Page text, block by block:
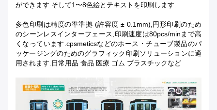
ができます.そして1〜8色絵とテキストを印刷します.
多色印刷は精度の準準拠 (許容度 ± 0.1mm),円形印刷のため
のシーンレスインターフェース,印刷速度は80pcs/minまで高
くなっています.cpsmeticsなどのホース・チューブ製品のパ
ッケージングのためのグラフィック印刷ソリューションに適
用されます.日常用品 食品 医療 ゴム プラスチックなど